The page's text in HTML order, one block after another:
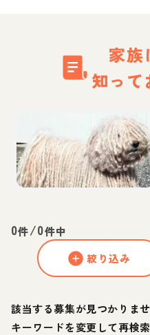
家族
知って
0件/0件中
絞り込み
該当する募集が見つかりませ
キーワードを変更して再検